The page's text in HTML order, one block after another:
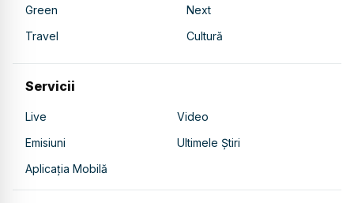
Green
Next
Travel
Cultură
Servicii
Live
Video
Emisiuni
Ultimele Știri
Aplicația Mobilă